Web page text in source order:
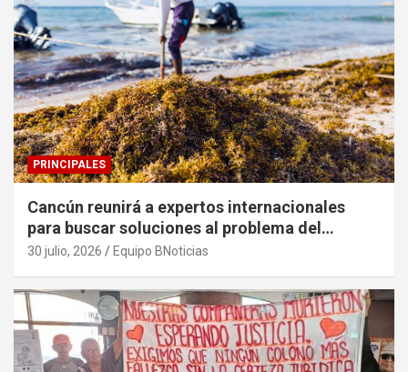
PRINCIPALES
Cancún reunirá a expertos internacionales
para buscar soluciones al problema del
sargazo
30 julio, 2026 Equipo BNoticias